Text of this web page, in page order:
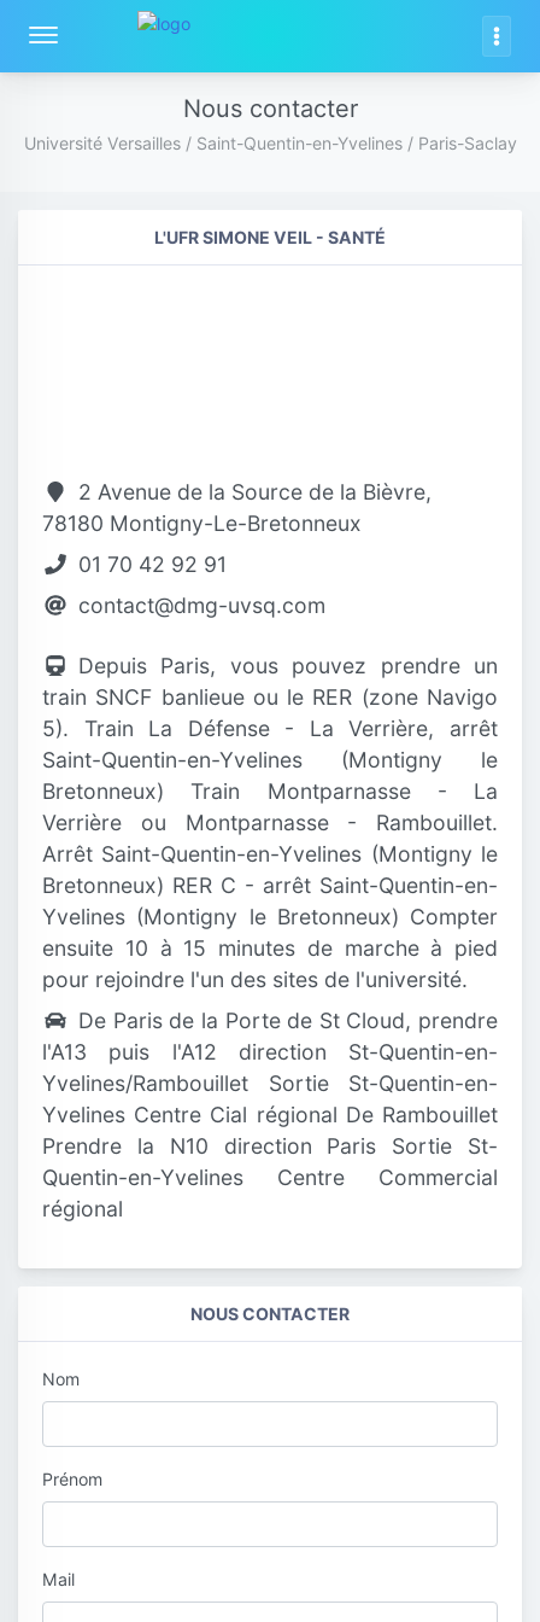
Nous contacter
Université Versailles / Saint-Quentin-en-Yvelines / Paris-Saclay
L'UFR SIMONE VEIL - SANTÉ
2 Avenue de la Source de la Bièvre,
78180 Montigny-Le-Bretonneux
01 70 42 92 91
contact@dmg-uvsq.com
Depuis Paris, vous pouvez prendre un
train SNCF banlieue ou le RER (zone Navigo
5). Train La Défense - La Verrière, arrêt
Saint-Quentin-en-Yvelines (Montigny le
Bretonneux) Train Montparnasse - La
Verrière ou Montparnasse - Rambouillet.
Arrêt Saint-Quentin-en-Yvelines (Montigny le
Bretonneux) RER C - arrêt Saint-Quentin-en-
Yvelines (Montigny le Bretonneux) Compter
ensuite 10 à 15 minutes de marche à pied
pour rejoindre l'un des sites de l'université.
De Paris de la Porte de St Cloud, prendre
l'A13 puis l'A12 direction St-Quentin-en-
Yvelines/Rambouillet Sortie St-Quentin-en-
Yvelines Centre Cial régional De Rambouillet
Prendre la N10 direction Paris Sortie St-
Quentin-en-Yvelines Centre Commercial
régional
NOUS CONTACTER
Nom
Prénom
Mail